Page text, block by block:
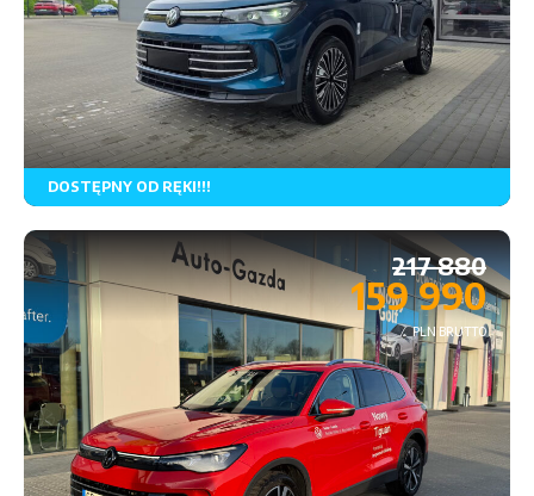
DOSTĘPNY OD RĘKI!!!
Rodzaj paliwa Skrzynia biegów Napęd
217 880
159 990
PLN BRUTTO